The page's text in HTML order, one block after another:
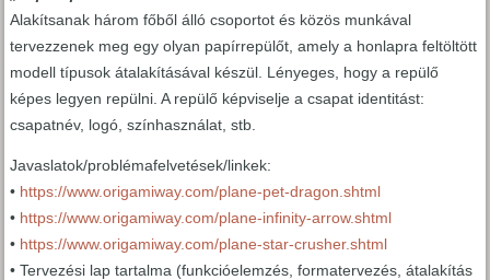
Alakítsanak három főből álló csoportot és közös munkával
tervezzenek meg egy olyan papírrepülőt, amely a honlapra feltöltött
modell típusok átalakításával készül. Lényeges, hogy a repülő
képes legyen repülni. A repülő képviselje a csapat identitást:
csapatnév, logó, színhasználat, stb.
Javaslatok/problémafelvetések/linkek:
• https://www.origamiway.com/plane-pet-dragon.shtml
• https://www.origamiway.com/plane-infinity-arrow.shtml
• https://www.origamiway.com/plane-star-crusher.shtml
• Tervezési lap tartalma (funkcióelemzés, formatervezés, átalakítás